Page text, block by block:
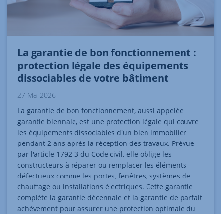
La garantie de bon fonctionnement :
protection légale des équipements
dissociables de votre bâtiment
27 Mai 2026
La garantie de bon fonctionnement, aussi appelée
garantie biennale, est une protection légale qui couvre
les équipements dissociables d'un bien immobilier
pendant 2 ans après la réception des travaux. Prévue
par l'article 1792-3 du Code civil, elle oblige les
constructeurs à réparer ou remplacer les éléments
défectueux comme les portes, fenêtres, systèmes de
chauffage ou installations électriques. Cette garantie
complète la garantie décennale et la garantie de parfait
achèvement pour assurer une protection optimale du